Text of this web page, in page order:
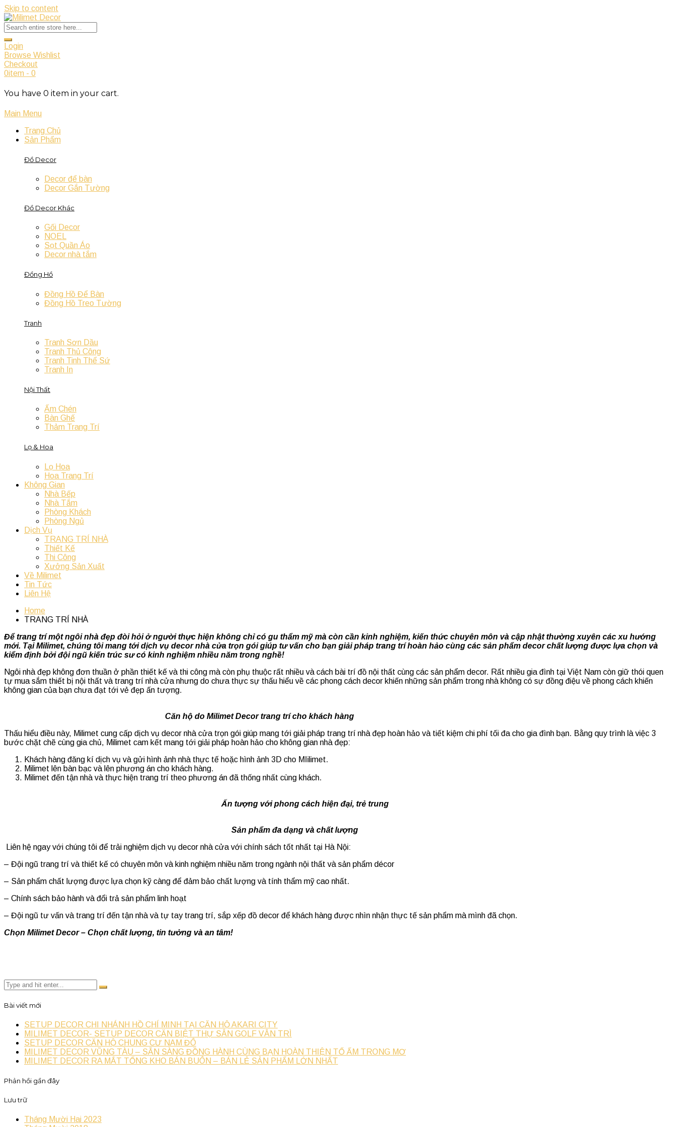
Skip to content
Login
Browse Wishlist
Checkout
0item - 0
You have 0 item in your cart.
Main Menu
Trang Chủ
Sản Phẩm
Đồ Decor
Decor để bàn
Decor Gắn Tường
Đồ Decor Khác
Gối Decor
NOEL
Sọt Quần Áo
Decor nhà tắm
Đồng Hồ
Đồng Hồ Để Bàn
Đồng Hồ Treo Tường
Tranh
Tranh Sơn Dầu
Tranh Thủ Công
Tranh Tinh Thể Sứ
Tranh In
Nội Thất
Ấm Chén
Bàn Ghế
Thảm Trang Trí
Lọ & Hoa
Lọ Hoa
Hoa Trang Trí
Không Gian
Nhà Bếp
Nhà Tắm
Phòng Khách
Phòng Ngủ
Dịch Vụ
TRANG TRÍ NHÀ
Thiết Kế
Thi Công
Xưởng Sản Xuất
Về Milimet
Tin Tức
Liên Hệ
Home
TRANG TRÍ NHÀ
Để trang trí một ngôi nhà đẹp đòi hỏi ở người thực hiện không chỉ có gu thẩm mỹ mà còn cần kinh nghiệm, kiến thức chuyên môn và cập nhật thường xuyên các xu hướng
mới. Tại Milimet, chúng tôi mang tới dịch vụ decor nhà cửa trọn gói giúp tư vấn cho bạn giải pháp trang trí hoàn hảo cùng các sản phẩm decor chất lượng được lựa chọn và
kiểm định bởi đội ngũ kiến trúc sư có kinh nghiệm nhiều năm trong nghề!
Ngôi nhà đẹp không đơn thuần ở phần thiết kế và thi công mà còn phụ thuộc rất nhiều và cách bài trí đồ nội thất cùng các sản phẩm decor. Rất nhiều gia đình tại Việt Nam còn giữ thói quen
tự mua sắm thiết bị nội thất và trang trí nhà cửa nhưng do chưa thực sự thấu hiểu về các phong cách decor khiến những sản phẩm trong nhà không có sự đồng điệu về phong cách khiến
không gian của bạn chưa đạt tới vẻ đẹp ấn tượng.
Căn hộ do Milimet Decor trang trí cho khách hàng
Thấu hiểu điều này, Milimet cung cấp dịch vụ decor nhà cửa trọn gói giúp mang tới giải pháp trang trí nhà đẹp hoàn hảo và tiết kiệm chi phí tối đa cho gia đình bạn. Bằng quy trình là việc 3
bước chặt chẽ cùng gia chủ, Milimet cam kết mang tới giải pháp hoàn hảo cho không gian nhà đẹp:
Khách hàng đăng kí dịch vụ và gửi hình ảnh nhà thực tế hoặc hình ảnh 3D cho MIilimet.
Milimet lên bàn bạc và lên phương án cho khách hàng.
Milimet đến tận nhà và thực hiện trang trí theo phương án đã thống nhất cùng khách.
Ấn tượng với phong cách hiện đại, trẻ trung
Sản phẩm đa dạng và chất lượng
Liên hệ ngay với chúng tôi để trải nghiệm dịch vụ decor nhà cửa với chính sách tốt nhất tại Hà Nội:
– Đội ngũ trang trí và thiết kế có chuyên môn và kinh nghiệm nhiều năm trong ngành nội thất và sản phẩm décor
– Sản phẩm chất lượng được lựa chọn kỹ càng để đảm bảo chất lượng và tính thẩm mỹ cao nhất.
– Chính sách bảo hành và đổi trả sản phẩm linh hoạt
– Đội ngũ tư vấn và trang trí đến tận nhà và tự tay trang trí, sắp xếp đồ decor để khách hàng được nhìn nhận thực tế sản phẩm mà mình đã chọn.
Chọn Milimet Decor – Chọn chất lượng, tin tưởng và an tâm!
Bài viết mới
SETUP DECOR CHI NHÁNH HỒ CHÍ MINH TẠI CĂN HỘ AKARI CITY
MILIMET DECOR- SETUP DECOR CĂN BIỆT THỰ SÂN GOLF VÂN TRÌ
SETUP DECOR CĂN HỘ CHUNG CƯ NAM ĐÔ
MILIMET DECOR VŨNG TÀU – SẴN SÀNG ĐỒNG HÀNH CÙNG BẠN HOÀN THIỆN TỔ ẤM TRONG MƠ
MILIMET DECOR RA MẮT TỔNG KHO BÁN BUÔN – BÁN LẺ SẢN PHẨM LỚN NHẤT
Phản hồi gần đây
Lưu trữ
Tháng Mười Hai 2023